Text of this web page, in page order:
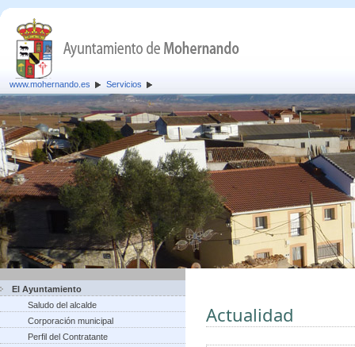
www.mohernando.es Servicios
El Ayuntamiento
Saludo del alcalde
Corporación municipal
Perfil del Contratante
Actualidad